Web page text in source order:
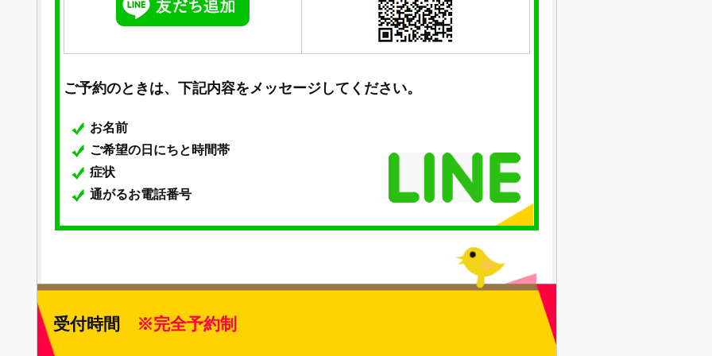
ご予約のときは、下記内容をメッセージしてください。
お名前
ご希望の日にちと時間帯
症状
通がるお電話番号
受付時間 ※完全予約制